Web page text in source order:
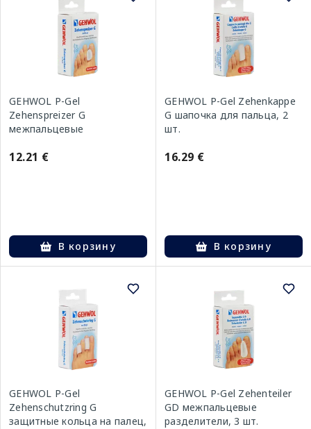
GEHWOL P-Gel
Zehenspreizer G
межпальцевые
12.21 €
В корзину
GEHWOL P-Gel Zehenkappe
G шапочка для пальца, 2
шт.
16.29 €
В корзину
GEHWOL P-Gel
Zehenschutzring G
защитные кольца на палец,
GEHWOL P-Gel Zehenteiler
GD межпальцевые
разделители, 3 шт.